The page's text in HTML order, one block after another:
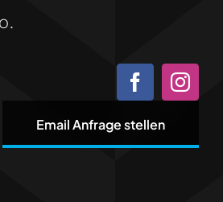
Email Anfrage stellen